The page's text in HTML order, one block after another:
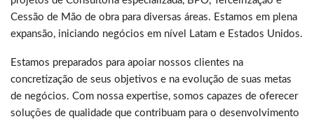
Cessão de Mão de obra para diversas áreas. Estamos em plena
expansão, iniciando negócios em nível Latam e Estados Unidos.
Estamos preparados para apoiar nossos clientes na
concretização de seus objetivos e na evolução de suas metas
de negócios. Com nossa expertise, somos capazes de oferecer
soluções de qualidade que contribuam para o desenvolvimento